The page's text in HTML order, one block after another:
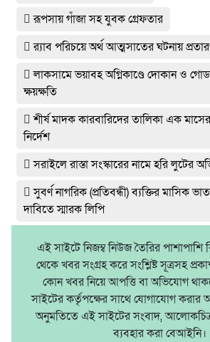
রূপসায় গাঁজা সহ যুবক গ্রেফতার
র‌্যাব পরিচয়ে অর্থ আত্মসাতের ঘটনায়
লাকসামে ভয়াবহ অগ্নিকাণ্ডে দোকান ও
ক্ষয়ক্ষতি
শীর্ষ মাদক কারবারিদের তালিকা এক
নির্দেশ
সরাইলে রাস্তা সংস্কারের নামে হরি লুটের
সুবর্ণ নাগরিক (প্রতিবন্ধী) ব্যক্তির মাসিক
দাবিতে স্মারক লিপি
এই সাইটে নিজম্ব নিউজ তৈরির পাশাপাশি
থেকে খবর সংগ্রহ করে সংশ্লিষ্ট সূত্রসহ
কোন খবর নিয়ে আপত্তি বা অভিযোগ
সাইটের কর্তৃপক্ষের সাথে যোগাযোগ করার
অনুমতিতে এই সাইটের সংবাদ,
ব্যবহার করা বেআইনি।